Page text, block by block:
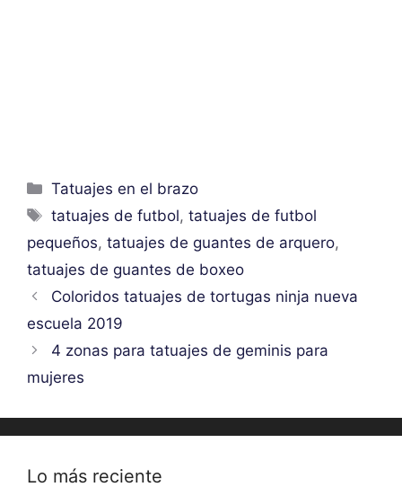
Categorías
Tatuajes en el brazo
Etiquetas
tatuajes de futbol,tatuajes de futbol
pequeños, tatuajes de guantes de arquero,
tatuajes de guantes de boxeo
Coloridos tatuajes de tortugas ninja nueva
escuela 2019
4 zonas para tatuajes de geminis para
mujeres
Lo más reciente